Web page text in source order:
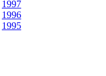
1997
1996
1995